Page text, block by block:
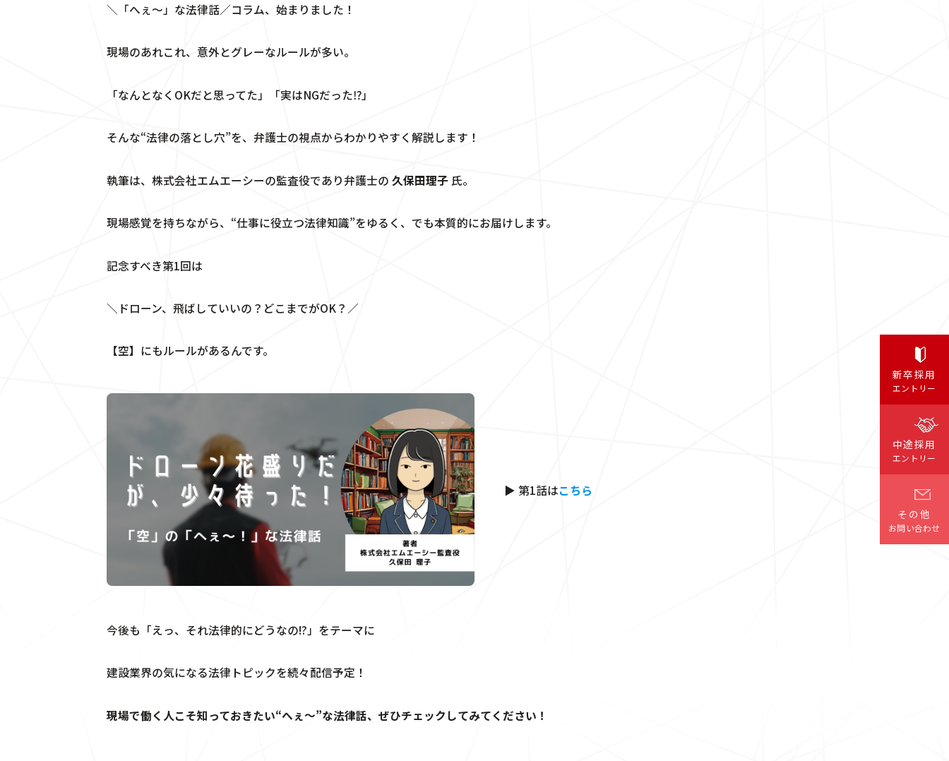
＼「へぇ〜」な法律話／コラム、始まりました！
現場のあれこれ、意外とグレーなルールが多い。
「なんとなくOKだと思ってた」「実はNGだった⁉」
そんな“法律の落とし穴”を、弁護士の視点からわかりやすく解説します！
執筆は、株式会社エムエーシーの監査役であり弁護士の 久保田理子氏。
現場感覚を持ちながら、“仕事に役立つ法律知識”をゆるく、でも本質的にお届けします。
記念すべき第1回は
＼ドローン、飛ばしていいの？どこまでがOK？／
【空】にもルールがあるんです。
▶ 第1話はこちら
今後も「えっ、それ法律的にどうなの!?」をテーマに
建設業界の気になる法律トピックを続々配信予定！
現場で働く人こそ知っておきたい“へぇ〜”な法律話、ぜひチェックしてみてください！
クイック
職種検索
新卒採用
エントリー
中途採用
エントリー
その他
お問い合わせ